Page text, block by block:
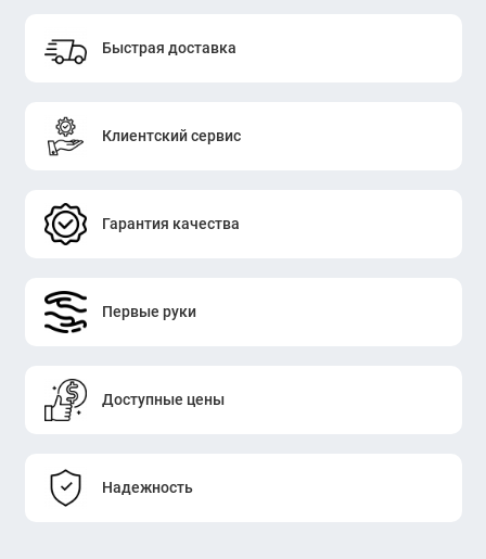
Быстрая доставка
Клиентский сервис
Гарантия качества
Первые руки
Доступные цены
Надежность